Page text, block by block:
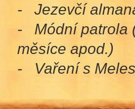
- Jezevčí
- Módní patrola
měsíce apod.)
- Vaření s